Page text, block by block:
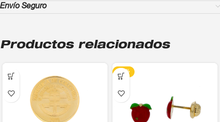
Envío Seguro
Productos relacionados
-13%